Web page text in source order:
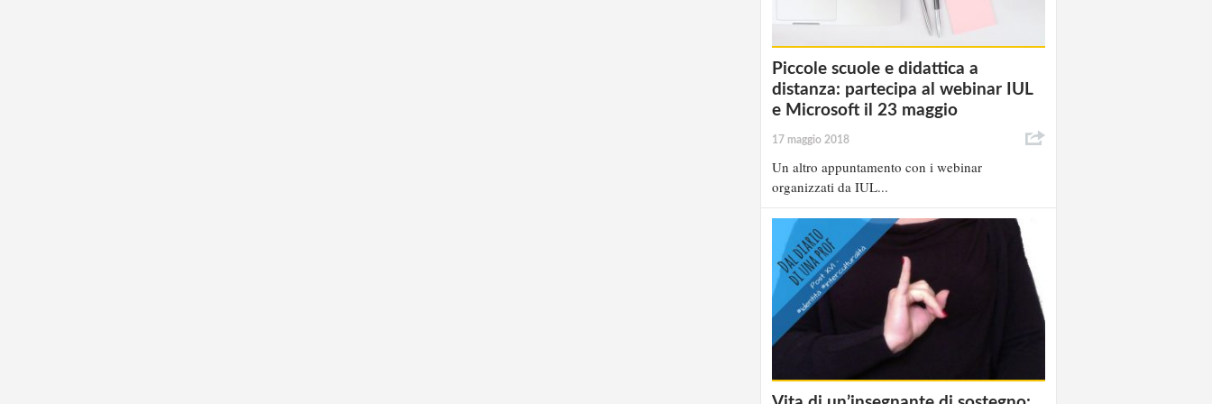
Piccole scuole e didattica a
distanza: partecipa al webinar IUL
e Microsoft il 23 maggio
17 maggio 2018
Un altro appuntamento con i webinar
organizzati da IUL...